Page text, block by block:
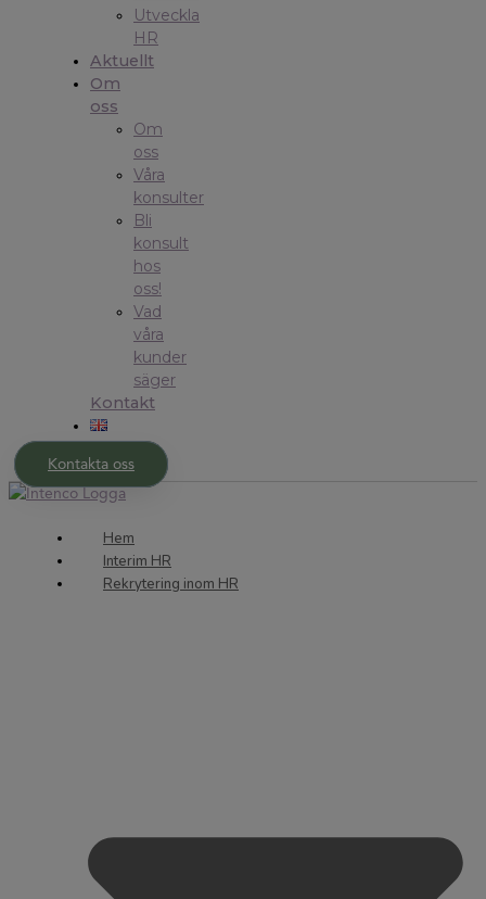
Utveckla
HR
Aktuellt
Om
oss
Om
oss
Våra
konsulter
Bli
konsult
hos
oss!
Vad
våra
kunder
säger
Kontakt
Kontakta oss
Hem
Interim HR
Rekrytering inom HR